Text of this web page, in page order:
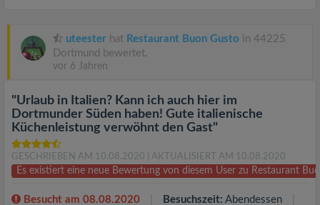
uteester hat Restaurant Buon Gusto in 44225
Dortmund bewertet.
vor 6 Jahren
"Urlaub in Italien? Kann ich auch hier im
Dortmunder Süden haben! Gute italienische
Küchenleistung verwöhnt den Gast"
GESCHRIEBEN AM 10.08.2020 | AKTUALISIERT AM 10.08.2020
Es existiert eine neue Bewertung von diesem User zu Restaurant
Besucht am 08.08.2020 Besuchszeit: Abendessen